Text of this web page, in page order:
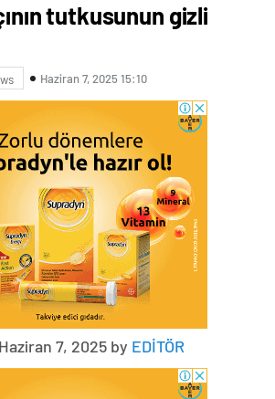
tutkusunun gizli
Haziran 7, 2025 15:10
7, 2025 by EDİTÖR